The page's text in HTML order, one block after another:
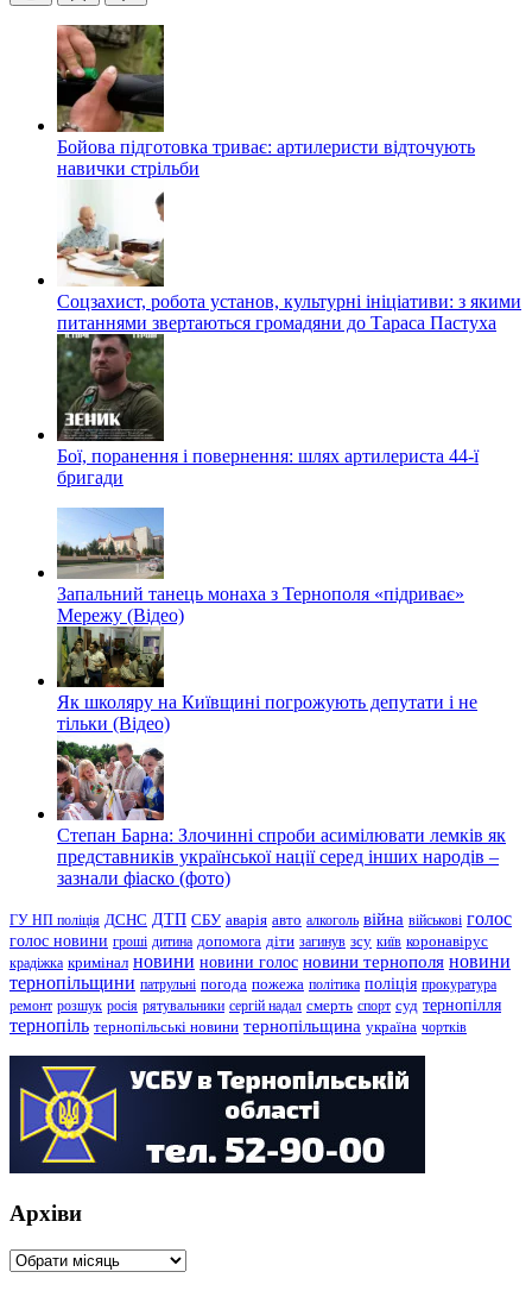
ОстанніПопулярні
Теги
Бойова підготовка триває: артилеристи відточують
навички стрільби
Соцзахист, робота установ, культурні ініціативи: з якими
питаннями звертаються громадяни до Тараса Пастуха
Бої, поранення і повернення: шлях артилериста 44-ї
бригади
Запальний танець монаха з Тернополя «підриває»
Мережу (Відео)
Як школяру на Київщині погрожують депутати і не
тільки (Відео)
Степан Барна: Злочинні спроби асимілювати лемків як
представників української нації серед інших народів –
зазнали фіаско (фото)
ГУ НП поліція ДСНС ДТП СБУ аварія авто алкоголь війна військові голос
голос новини гроші дитина допомога діти загинув зсу київ коронавірус
крадіжка кримінал новини новини голос новини тернополя новини
тернопільщини патрульні погода пожежа політика поліція прокуратура
ремонт розшук росія рятувальники сергій надал смерть спорт суд тернопілля
тернопіль тернопільські новини тернопільщина україна чортків
Архіви
Архіви